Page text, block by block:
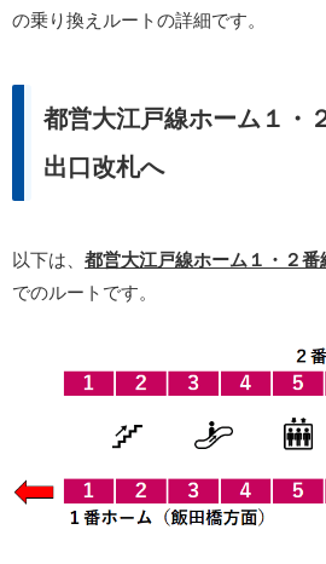
の乗り換えルートの詳細です。
都営大江戸線ホーム１・
出口改札へ
以下は、 都営大江戸線ホーム１・２
でのルートです。